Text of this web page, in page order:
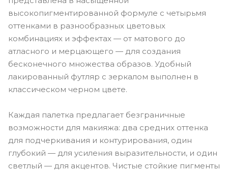
высокопигментированной формуле с четырьмя
оттенками в разнообразных цветовых
комбинациях и эффектах — от матового до
атласного и мерцающего — для создания
бесконечного множества образов. Удобный
лакированный футляр с зеркалом выполнен в
классическом черном цвете.
Каждая палетка предлагает безграничные
возможности для макияжа: два средних оттенка
для подчеркивания и контурирования, один
глубокий — для усиления выразительности, и один
светлый — для акцентов. Чистые стойкие пигменты